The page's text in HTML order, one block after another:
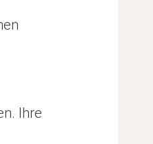
Ihre